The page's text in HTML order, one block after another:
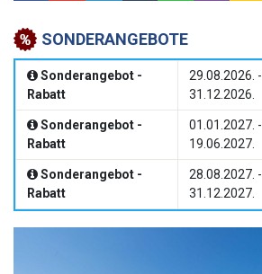
SONDERANGEBOTE
Sonderangebot -
Rabatt
29.08.2026. -
31.12.2026.
Sonderangebot -
Rabatt
01.01.2027. -
19.06.2027.
Sonderangebot -
Rabatt
28.08.2027. -
31.12.2027.